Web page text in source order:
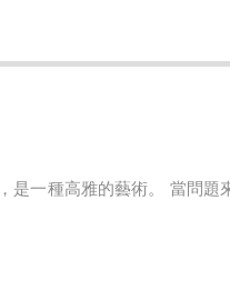
是一種高雅的藝術。 當問題